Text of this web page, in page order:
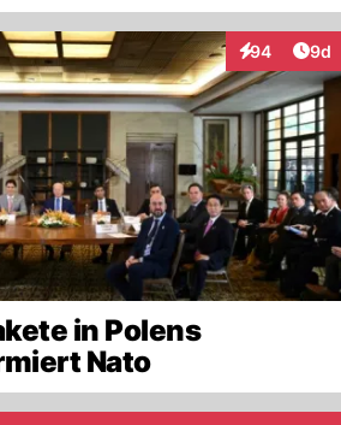
94
Interaktionen
9d
in Polens
Nato